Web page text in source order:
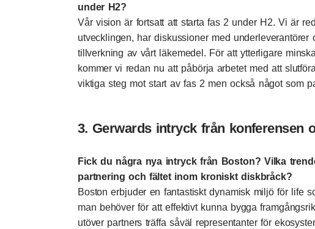
under H2?
Vår vision är fortsatt att starta fas 2 under H2. Vi är
utvecklingen, har diskussioner med underleverantörer
tillverkning av vårt läkemedel. För att ytterligare
kommer vi redan nu att påbörja arbetet med att
viktiga steg mot start av fas 2 men också något som
3. Gerwards intryck från konferensen
Fick du några nya intryck från Boston? Vilka
partnering och fältet inom kroniskt diskbråck?
Boston erbjuder en fantastiskt dynamisk miljö för life
man behöver för att effektivt kunna bygga
utöver partners träffa såväl representanter för